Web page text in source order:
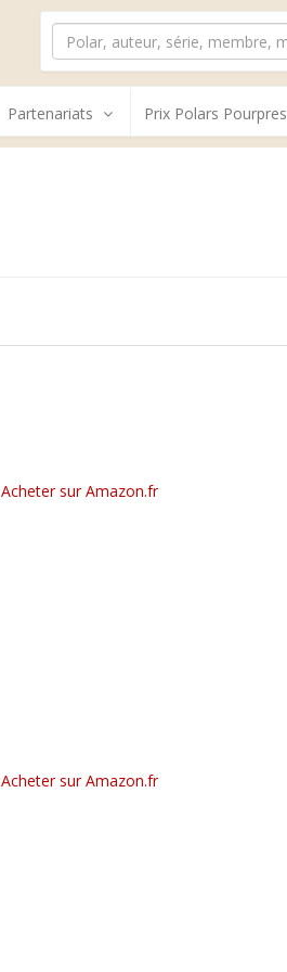
Partenariats Prix Polars Pourpres
Acheter sur Amazon.fr
Acheter sur Amazon.fr